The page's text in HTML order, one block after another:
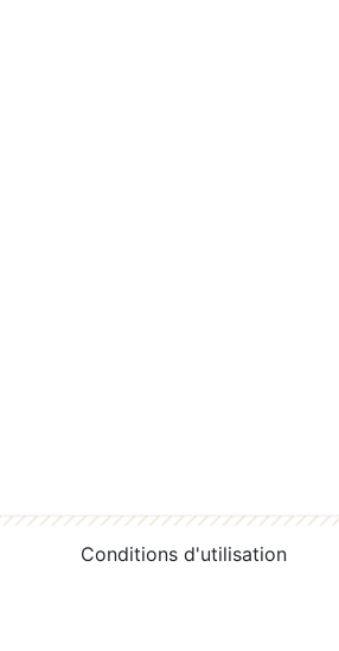
Conditions d'utilisation